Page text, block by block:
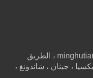
غرفة 410 ، مجتمع minghutiandi ، no16 ، الطريق
، جينان ، شاندونغ ،